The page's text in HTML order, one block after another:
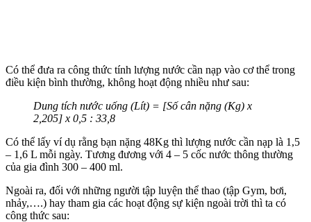
Có thể đưa ra công thức tính lượng nước cần nạp vào cơ thể trong
điều kiện bình thường, không hoạt động nhiều như sau:
Dung tích nước uống (Lít) = [Số cân nặng (Kg) x
2,205] x 0,5 : 33,8
Có thể lấy ví dụ rằng bạn nặng 48Kg thì lượng nước cần nạp là 1,5
– 1,6 L mỗi ngày. Tương đương với 4 – 5 cốc nước thông thường
của gia đình 300 – 400 ml.
Ngoài ra, đối với những người tập luyện thể thao (tập Gym, bơi,
nhảy,….) hay tham gia các hoạt động sự kiện ngoài trời thì ta có
công thức sau: